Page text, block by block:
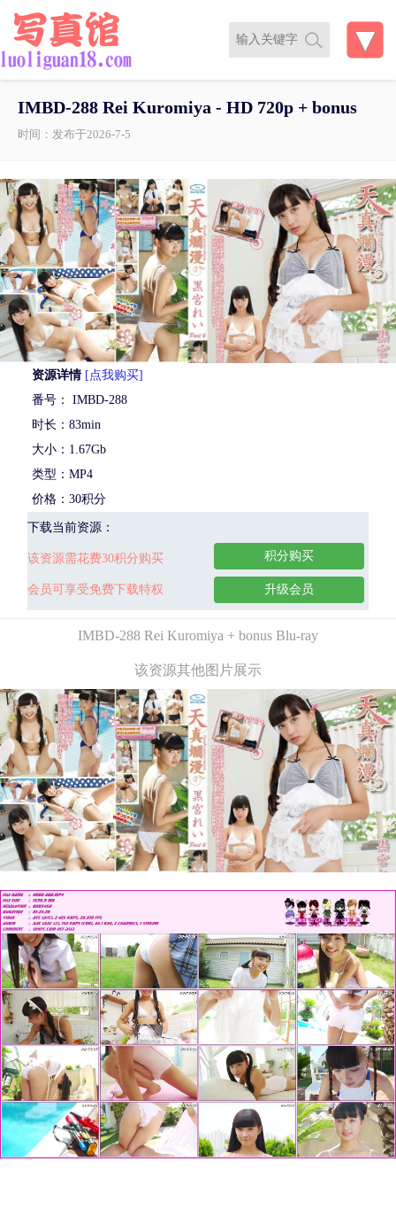
IMBD-288 Rei Kuromiya - HD 720p + bonus
时间：发布于2026-7-5
资源详情 [点我购买]
番号： IMBD-288
时长：83min
大小：1.67Gb
类型：MP4
价格：30积分
下载当前资源：
该资源需花费30积分购买
会员可享受免费下载特权
积分购买
升级会员
IMBD-288 Rei Kuromiya + bonus Blu-ray
该资源其他图片展示